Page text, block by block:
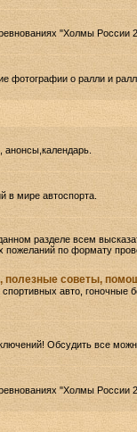
"Холмы России
фотографии о ралли и
анонсы,календарь.
в мире автоспорта.
разделе всем
по формату
полезные советы,
авто, гоночные
Обсудить все
"Холмы России